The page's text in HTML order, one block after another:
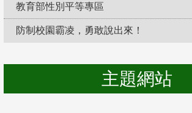
教育部性別平等專區
防制校園霸凌，勇敢說出來！
主題網站